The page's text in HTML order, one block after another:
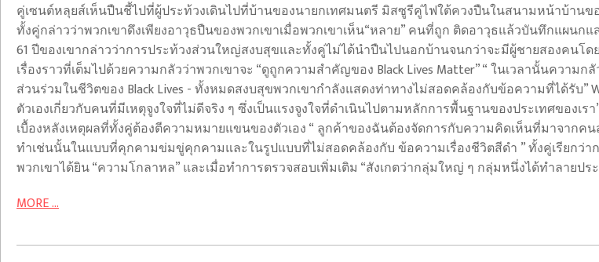
คู่เซนต์หลุยส์เห็นปืนชี้ไปที่ผู้ประท้วงเดินไปที่บ้านของนายกเทศมนตรี มิสซูรีคู่ไฟใต้ควงปืนในสนามหน้าบ้าน
ทั้งคู่กล่าวว่าพวกเขาดึงเพียงอาวุธปืนของพวกเขาเมื่อพวกเขาเห็น“หลาย” คนที่ถูก ติดอาวุธแล้วบันทึกแผนกแ
61 ปีของเขากล่าวว่าการประท้วงส่วนใหญ่สงบสุขและทั้งคู่ไม่ได้นำปืนไปนอกบ้านจนกว่าจะมีผู้ชายสองคนโด
เรื่องราวที่เต็มไปด้วยความกลัวว่าพวกเขาจะ “ดูถูกความสำคัญของ Black Lives Matter” “ ในเวลานั้นคว
ส่วนร่วมในชีวิตของ Black Lives - ทั้งหมดสงบสุขพวกเขากำลังแสดงท่าทางไม่สอดคล้องกับข้อความที่ได้รับ
ตัวเองเกี่ยวกับคนที่มีเหตุจูงใจที่ไม่ดีจริง ๆ ซึ่งเป็นแรงจูงใจที่ดำเนินไปตามหลักการพื้นฐานของประเทศของ
เบื้องหลังเหตุผลที่ทั้งคู่ต้องตีความหมายแขนของตัวเอง “ ลูกค้าของฉันต้องจัดการกับความคิดเห็นที่มาจาก
ทำเช่นนั้นในแบบที่คุกคามข่มขู่คุกคามและในรูปแบบที่ไม่สอดคล้องกับ ข้อความเรื่องชีวิตสีดำ ” ทั้งคู่เรียกว่า
พวกเขาได้ยิน “ความโกลาหล” และเมื่อทำการตรวจสอบเพิ่มเติม “สังเกตว่ากลุ่มใหญ่ ๆ กลุ่มหนึ่งได้ทำลายปร
MORE ...
“จัส
ติน
บี
เบอร์”
โต้